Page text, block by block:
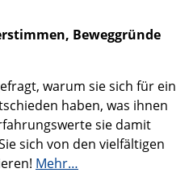
Beweggründe
warum sie sich für ein
haben, was ihnen
sie damit
sich von den vielfältigen
Mehr…